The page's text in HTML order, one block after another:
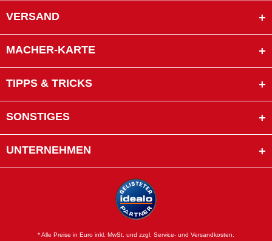
VERSAND
MACHER-KARTE
TIPPS & TRICKS
SONSTIGES
UNTERNEHMEN
* Alle Preise in Euro inkl. MwSt. und zzgl. Service- und Versandkosten.